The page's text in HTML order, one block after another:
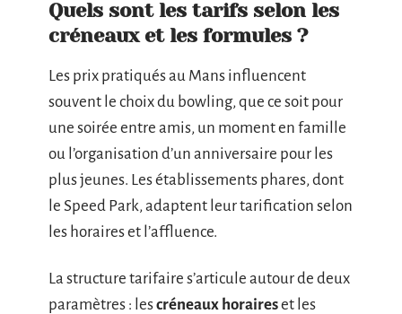
Quels sont les tarifs selon les
créneaux et les formules ?
Les prix pratiqués au Mans influencent
souvent le choix du bowling, que ce soit pour
une soirée entre amis, un moment en famille
ou l’organisation d’un anniversaire pour les
plus jeunes. Les établissements phares, dont
le Speed Park, adaptent leur tarification selon
les horaires et l’affluence.
La structure tarifaire s’articule autour de deux
paramètres : lescréneaux horaireset les